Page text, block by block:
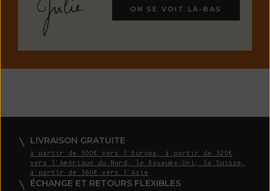
ON SE VOIT LÀ-BAS
LIVRAISON GRATUITE
à partir de 300€ vers l'Europe, à partir de 320€
vers l'Amérique du Nord, le Royaume-Uni, la Suisse,
à partir de 360€ vers l'Asie
ÉCHANGE ET RETOURS FLEXIBLES